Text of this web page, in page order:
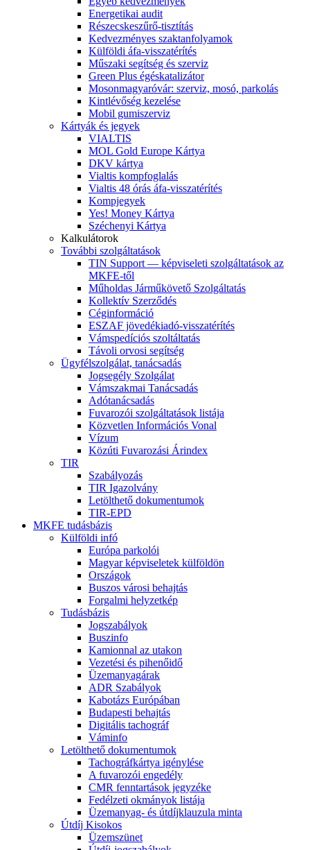
Energetikai audit
Részecskeszűrő-tisztítás
Kedvezményes szaktanfolyamok
Külföldi áfa-visszatérítés
Műszaki segítség és szerviz
Green Plus égéskatalizátor
Mosonmagyaróvár: szerviz, mosó, parkolás
Kintlévőség kezelése
Mobil gumiszerviz
Kártyák és jegyek
VIALTIS
MOL Gold Europe Kártya
DKV kártya
Vialtis kompfoglalás
Vialtis 48 órás áfa-visszatérítés
Kompjegyek
Yes! Money Kártya
Széchenyi Kártya
Kalkulátorok
További szolgáltatások
TIN Support — képviseleti szolgáltatások az
MKFE-től
Műholdas Járműkövető Szolgáltatás
Kollektív Szerződés
Céginformáció
ESZAF jövedékiadó-visszatérítés
Vámspedíciós szoltáltatás
Távoli orvosi segítség
Ügyfélszolgálat, tanácsadás
Jogsegély Szolgálat
Vámszakmai Tanácsadás
Adótanácsadás
Fuvarozói szolgáltatások listája
Közvetlen Információs Vonal
Vízum
Közúti Fuvarozási Árindex
TIR
Szabályozás
TIR Igazolvány
Letölthető dokumentumok
TIR-EPD
MKFE tudásbázis
Külföldi infó
Európa parkolói
Magyar képviseletek külföldön
Országok
Buszos városi behajtás
Forgalmi helyzetkép
Tudásbázis
Jogszabályok
Buszinfo
Kamionnal az utakon
Vezetési és pihenőidő
Üzemanyagárak
ADR Szabályok
Kabotázs Európában
Budapesti behajtás
Digitális tachográf
Váminfo
Letölthető dokumentumok
Tachográfkártya igénylése
A fuvarozói engedély
CMR fenntartások jegyzéke
Fedélzeti okmányok listája
Üzemanyag- és útdíjklauzula minta
Útdíj Kisokos
Üzemszünet